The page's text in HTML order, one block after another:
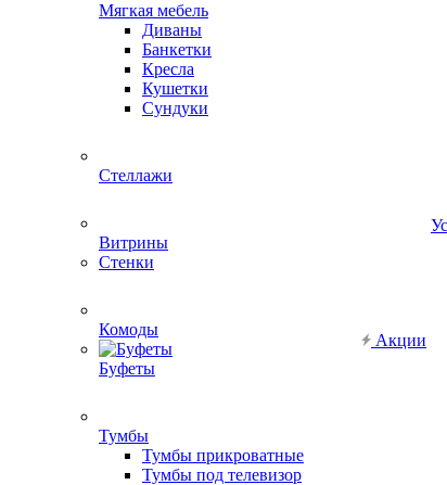
Мягкая мебель
Диваны
Банкетки
Кресла
Кушетки
Сундуки
Стеллажи
Витрины
Стенки
Комоды
Буфеты
Тумбы
Тумбы прикроватные
Тумбы под телевизор
Акции